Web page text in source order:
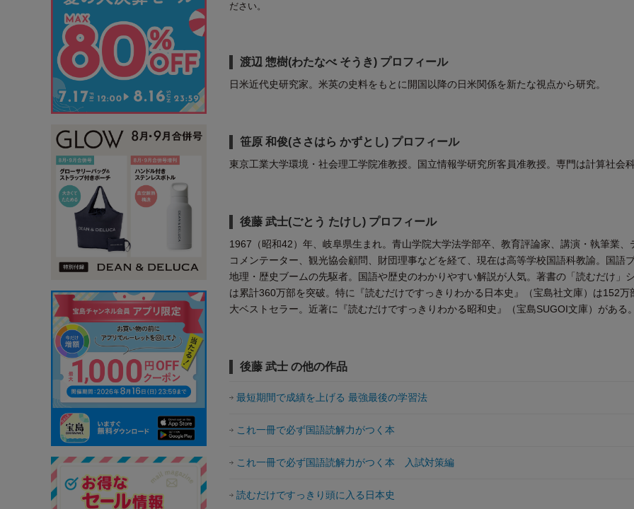
ださい。
渡辺 惣樹(わたなべ そうき) プロフィール
日米近代史研究家。米英の史料をもとに開国以降の日米関係を新たな視点から研究。
笹原 和俊(ささはら かずとし) プロフィール
東京工業大学環境・社会理工学院准教授。国立情報学研究所客員准教授。専門は計算社会科
後藤 武士(ごとう たけし) プロフィール
1967（昭和42）年、岐阜県生まれ。青山学院大学法学部卒、教育評論家、講演・執筆業、
コメンテーター、観光協会顧問、財団理事などを経て、現在は高等学校国語科教諭。国語
地理・歴史ブームの先駆者。国語や歴史のわかりやすい解説が人気。著書の「読むだけ」
は累計360万部を突破。特に『読むだけですっきりわかる日本史』（宝島社文庫）は152万
大ベストセラー。近著に『読むだけですっきりわかる昭和史』（宝島SUGOI文庫）がある。
後藤 武士 の他の作品
最短期間で成績を上げる 最強最後の学習法
これ一冊で必ず国語読解力がつく本
これ一冊で必ず国語読解力がつく本 入試対策編
読むだけですっきり頭に入る日本史